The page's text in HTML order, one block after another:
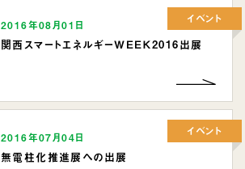
2016年08月01日
関西スマートエネルギーＷＥＥＫ2016出展
イベント
2016年07月04日
無電柱化推進展への出展
イベント